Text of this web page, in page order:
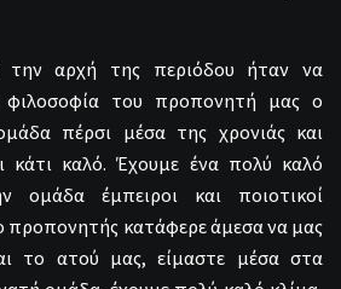
αρχή της περιόδου ήταν να
φιλοσοφία του προπονητή μας ο
πέρσι μέσα της χρονιάς και
κάτι καλό. Έχουμε ένα πολύ καλό
ομάδα έμπειροι και ποιοτικοί
προπονητής κατάφερε άμεσα να μας
το ατού μας, είμαστε μέσα στα